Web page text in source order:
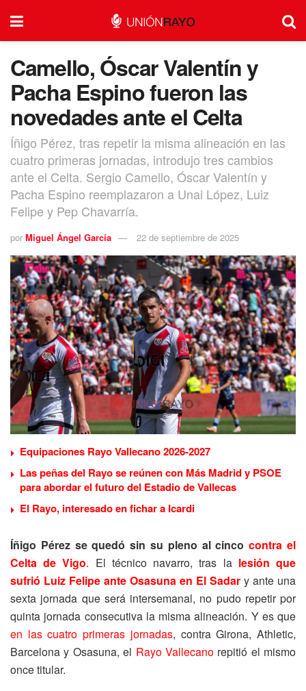
Camello, Óscar Valentín y
Pacha Espino fueron las
novedades ante el Celta
Íñigo Pérez, tras repetir la misma alineación en las
cuatro primeras jornadas, introdujo tres cambios
ante el Celta. Sergio Camello, Óscar Valentín y
Pacha Espino reemplazaron a Unai López, Luiz
Felipe y Pep Chavarría.
por Miguel Ángel García 22 de septiembre de 2025
Equipaciones Rayo Vallecano 2026-2027
Las peñas del Rayo se reúnen con Más Madrid y PSOE
para abordar el futuro del Estadio de Vallecas
El Rayo, interesado en fichar a Icardi
Íñigo Pérez se quedó sin su pleno al cincocontra el
Celta de Vigo. El técnico navarro, tras la lesión que
sufrió Luiz Felipe ante Osasuna en El Sadar y ante una
sexta jornada que será intersemanal, no pudo repetir por
quinta jornada consecutiva la misma alineación. Y es que
en las cuatro primeras jornadas, contra Girona, Athletic,
Barcelona y Osasuna, el Rayo Vallecanorepitió el mismo
once titular.